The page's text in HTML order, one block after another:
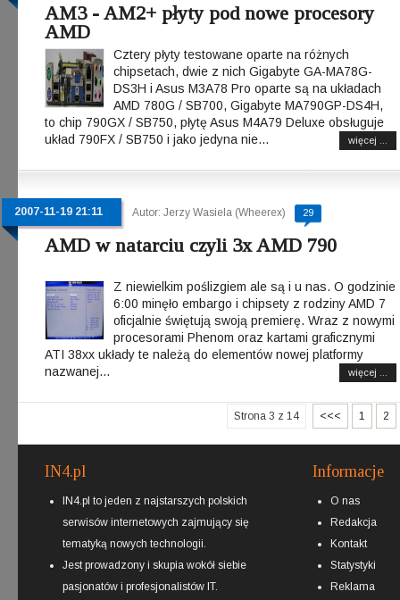
AM3 - AM2+ płyty pod nowe procesory
AMD
Cztery płyty testowane oparte na różnych
chipsetach, dwie z nich Gigabyte GA-MA78G-
DS3H i Asus M3A78 Pro oparte są na układach
AMD 780G / SB700, Gigabyte MA790GP-DS4H,
to chip 790GX / SB750, płytę Asus M4A79 Deluxe obsługuje
układ 790FX / SB750 i jako jedyna nie...
więcej ...
2007-11-19 21:11 Autor: Jerzy Wasiela (Wheerex) 29
AMD w natarciu czyli 3x AMD 790
Z niewielkim poślizgiem ale są i u nas. O godzinie
6:00 minęło embargo i chipsety z rodziny AMD 7
oficjalnie świętują swoją premierę. Wraz z nowymi
procesorami Phenom oraz kartami graficznymi
ATI 38xx układy te należą do elementów nowej platformy
nazwanej...
więcej ...
Strona 3 z 14 <<< 1 2
IN4.pl
IN4.pl to jeden z najstarszych polskich
serwisów internetowych zajmujący się
tematyką nowych technologii.
Jest prowadzony i skupia wokół siebie
pasjonatów i profesjonalistów IT.
Informacje
O nas
Redakcja
Kontakt
Statystyki
Reklama